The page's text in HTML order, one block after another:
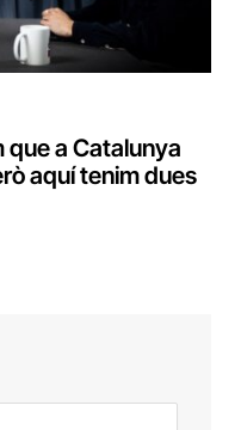
que a Catalunya
aquí tenim dues